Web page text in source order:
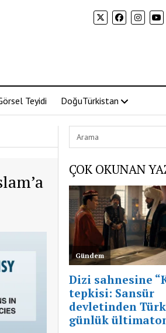
Teyidi DoğuTürkistan
ÇOK OKUNAN